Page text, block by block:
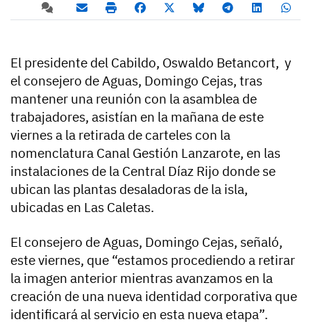
El presidente del Cabildo, Oswaldo Betancort, y
el consejero de Aguas, Domingo Cejas, tras
mantener una reunión con la asamblea de
trabajadores, asistían en la mañana de este
viernes a la retirada de carteles con la
nomenclatura Canal Gestión Lanzarote, en las
instalaciones de la Central Díaz Rijo donde se
ubican las plantas desaladoras de la isla,
ubicadas en Las Caletas.
El consejero de Aguas, Domingo Cejas, señaló,
este viernes, que “estamos procediendo a retirar
la imagen anterior mientras avanzamos en la
creación de una nueva identidad corporativa que
identificará al servicio en esta nueva etapa”.